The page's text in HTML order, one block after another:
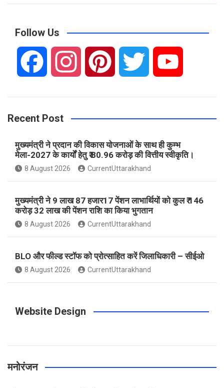
a
c
Follow Us
c
e
b
o
k
s
t
a
g
a
n
t
e
r
s
i
t
t
e
u
T
u
Recent Post
मुख्यमंत्री ने प्रदान की विकास योजनाओं के साथ ही कुम्भ
मेला-2027 के कार्यों हेतु ₹ 80.96 करोड़ की वित्तीय स्वीकृति।
8 August 2026 CurrentUttarakhand
मुख्यमंत्री ने 9 लाख 87 हजार17 पेंशन लाभार्थियों को कुल ₹ 146
करोड़ 32 लाख की पेंशन राशि का किया भुगतान
8 August 2026 CurrentUttarakhand
BLO और फील्ड स्टॉफ को प्रोत्साहित करें जिलाधिकारी – सीईओ
8 August 2026 CurrentUttarakhand
Website Design
मनोरंजन